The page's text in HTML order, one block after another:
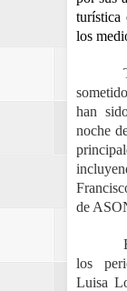
turística
los
han
noche
de
los
Luisa